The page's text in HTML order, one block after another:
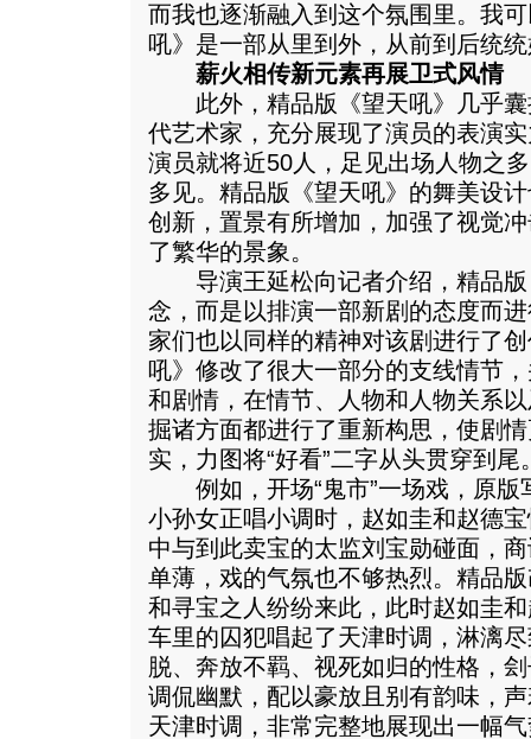
而我也逐渐融入到这个氛围里。我
吼》是一部从里到外，从前到后统
薪火相传新元素再展卫式风情
此外，精品版《望天吼》几乎囊
代艺术家，充分展现了演员的表演
演员就将近50人，足见出场人物之
多见。精品版《望天吼》的舞美设
创新，置景有所增加，加强了视觉
了繁华的景象。
导演王延松向记者介绍，精品版
念，而是以排演一部新剧的态度而
家们也以同样的精神对该剧进行了
吼》修改了很大一部分的支线情节
和剧情，在情节、人物和人物关系
掘诸方面都进行了重新构思，使剧
实，力图将“好看”二字从头贯穿到尾
例如，开场“鬼市”一场戏，原版
小孙女正唱小调时，赵如圭和赵德
中与到此卖宝的太监刘宝勋碰面，
单薄，戏的气氛也不够热烈。精品
和寻宝之人纷纷来此，此时赵如圭
车里的囚犯唱起了天津时调，淋漓
脱、奔放不羁、视死如归的性格，
调侃幽默，配以豪放且别有韵味，
天津时调，非常完整地展现出一幅